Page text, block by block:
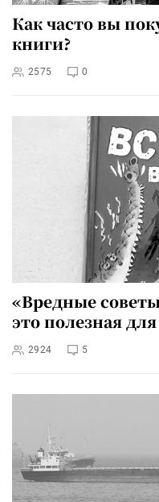
Как часто вы
книги?
2575 0
«Вредные
это полезная
2924 5